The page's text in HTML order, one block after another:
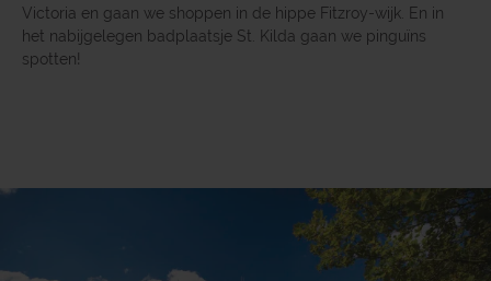
Victoria en gaan we shoppen in de hippe Fitzroy-wijk. En in
het nabijgelegen badplaatsje St. Kilda gaan we pinguïns
spotten!